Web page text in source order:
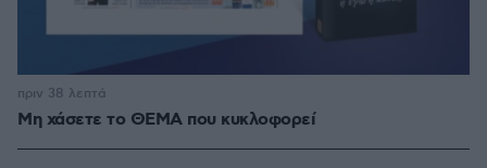
Μη χάσετε το ΘΕΜΑ που κυκλοφορεί
πριν 38 λεπτά